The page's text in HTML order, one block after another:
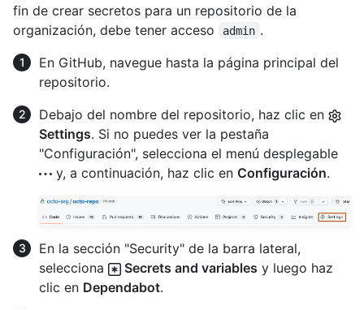
fin de crear secretos para un repositorio de la
organización, debe tener acceso
admin .
En GitHub, navegue hasta la página principal del
repositorio.
Debajo del nombre del repositorio, haz clic en
Settings. Si no puedes ver la pestaña
"Configuración", selecciona el menú desplegable
y, a continuación, haz clic en Configuración.
En la sección "Security" de la barra lateral,
selecciona
Secrets and variables y luego haz
clic en Dependabot.